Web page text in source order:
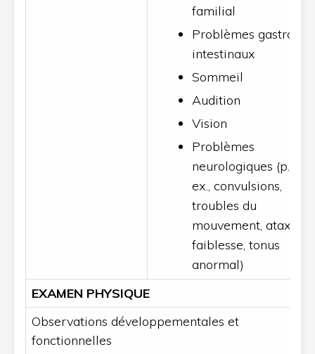
familial
Problèmes gastro-
intestinaux
Sommeil
Audition
Vision
Problèmes
neurologiques (p.
ex., convulsions,
troubles du
mouvement, ataxie,
faiblesse, tonus
anormal)
EXAMEN PHYSIQUE
Observations développementales et
fonctionnelles